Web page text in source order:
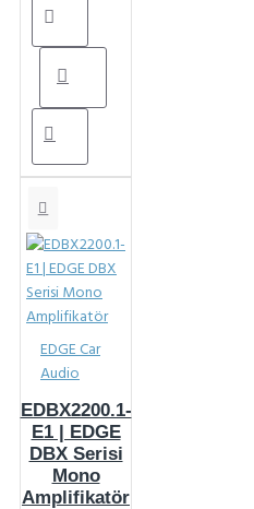
EDGE Car
Audio
EDBX2200.1-
E1 | EDGE
DBX Serisi
Mono
Amplifikatör